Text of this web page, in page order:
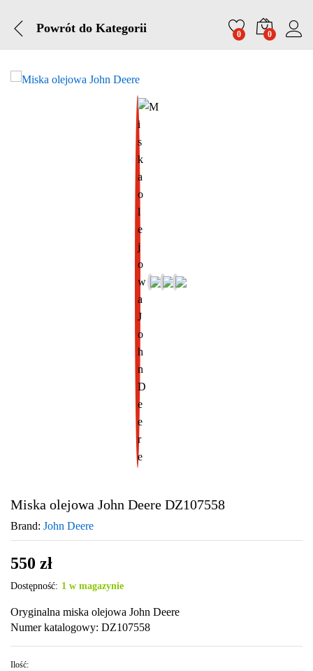
Powrót do Kategorii 0 0
Miska olejowa John Deere DZ107558
Brand: John Deere
550 zł
Dostępność: 1 w magazynie
Oryginalna miska olejowa John Deere
Numer katalogowy: DZ107558
Miska
Ilość: